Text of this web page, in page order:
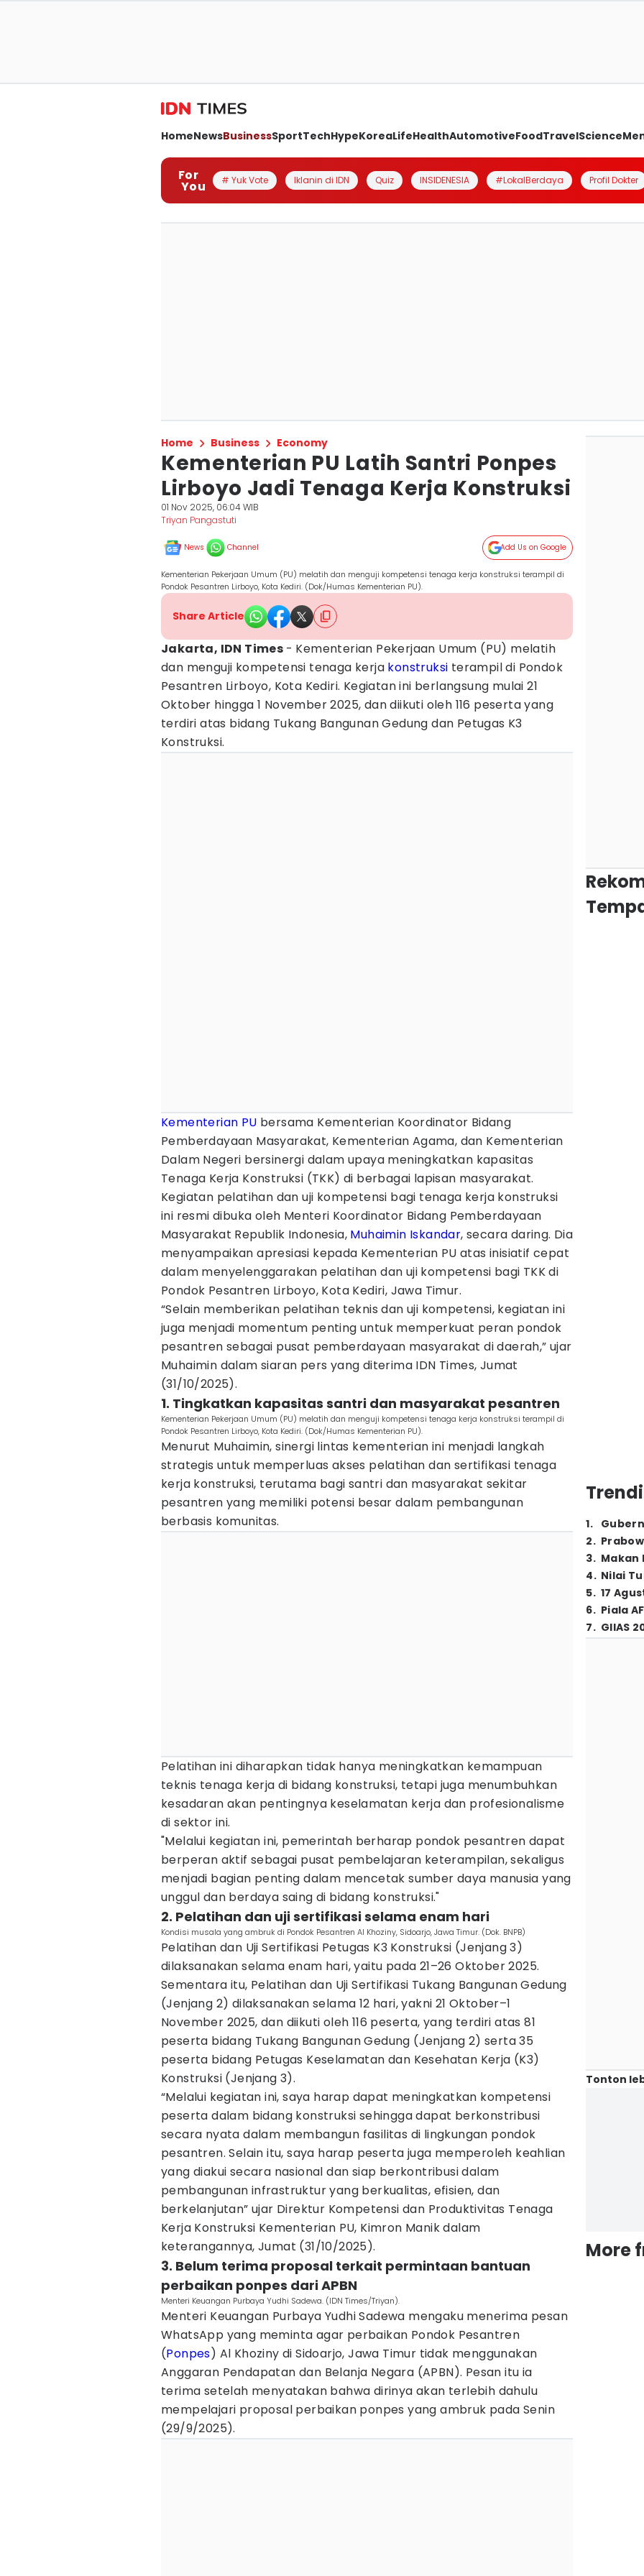
HomeNewsBusinessSportTechHypeKoreaLifeHealthAutomotiveFoodTravelScience
For
You # Yuk Vote Iklanin di IDN Quiz INSIDENESIA #LokalBerdaya Profil Dokter
Home Business Economy
Kementerian PU Latih Santri Ponpes
Lirboyo Jadi Tenaga Kerja Konstruksi
01 Nov 2025, 06:04 WIB
Triyan Pangastuti
News Channel Add Us on Google
Kementerian Pekerjaan Umum (PU) melatih dan menguji kompetensi tenaga kerja konstruksi terampil di
Pondok Pesantren Lirboyo, Kota Kediri. (Dok/Humas Kementerian PU).
Share Article
Jakarta, IDN Times - Kementerian Pekerjaan Umum (PU) melatih
dan menguji kompetensi tenaga kerja konstruksi terampil di Pondok
Pesantren Lirboyo, Kota Kediri. Kegiatan ini berlangsung mulai 21
Oktober hingga 1 November 2025, dan diikuti oleh 116 peserta yang
terdiri atas bidang Tukang Bangunan Gedung dan Petugas K3
Konstruksi.
Kementerian PU bersama Kementerian Koordinator Bidang
Pemberdayaan Masyarakat, Kementerian Agama, dan Kementerian
Dalam Negeri bersinergi dalam upaya meningkatkan kapasitas
Tenaga Kerja Konstruksi (TKK) di berbagai lapisan masyarakat.
Kegiatan pelatihan dan uji kompetensi bagi tenaga kerja konstruksi
ini resmi dibuka oleh Menteri Koordinator Bidang Pemberdayaan
Masyarakat Republik Indonesia, Muhaimin Iskandar, secara daring. Dia
menyampaikan apresiasi kepada Kementerian PU atas inisiatif cepat
dalam menyelenggarakan pelatihan dan uji kompetensi bagi TKK di
Pondok Pesantren Lirboyo, Kota Kediri, Jawa Timur.
“Selain memberikan pelatihan teknis dan uji kompetensi, kegiatan ini
juga menjadi momentum penting untuk memperkuat peran pondok
pesantren sebagai pusat pemberdayaan masyarakat di daerah,” ujar
Muhaimin dalam siaran pers yang diterima IDN Times, Jumat
(31/10/2025).
1. Tingkatkan kapasitas santri dan masyarakat pesantren
Kementerian Pekerjaan Umum (PU) melatih dan menguji kompetensi tenaga kerja konstruksi terampil di
Pondok Pesantren Lirboyo, Kota Kediri. (Dok/Humas Kementerian PU).
Menurut Muhaimin, sinergi lintas kementerian ini menjadi langkah
strategis untuk memperluas akses pelatihan dan sertifikasi tenaga
kerja konstruksi, terutama bagi santri dan masyarakat sekitar
pesantren yang memiliki potensi besar dalam pembangunan
berbasis komunitas.
Pelatihan ini diharapkan tidak hanya meningkatkan kemampuan
teknis tenaga kerja di bidang konstruksi, tetapi juga menumbuhkan
kesadaran akan pentingnya keselamatan kerja dan profesionalisme
di sektor ini.
"Melalui kegiatan ini, pemerintah berharap pondok pesantren dapat
berperan aktif sebagai pusat pembelajaran keterampilan, sekaligus
menjadi bagian penting dalam mencetak sumber daya manusia yang
unggul dan berdaya saing di bidang konstruksi."
2. Pelatihan dan uji sertifikasi selama enam hari
Kondisi musala yang ambruk di Pondok Pesantren Al Khoziny, Sidoarjo, Jawa Timur. (Dok. BNPB)
Pelatihan dan Uji Sertifikasi Petugas K3 Konstruksi (Jenjang 3)
dilaksanakan selama enam hari, yaitu pada 21–26 Oktober 2025.
Sementara itu, Pelatihan dan Uji Sertifikasi Tukang Bangunan Gedung
(Jenjang 2) dilaksanakan selama 12 hari, yakni 21 Oktober–1
November 2025, dan diikuti oleh 116 peserta, yang terdiri atas 81
peserta bidang Tukang Bangunan Gedung (Jenjang 2) serta 35
peserta bidang Petugas Keselamatan dan Kesehatan Kerja (K3)
Konstruksi (Jenjang 3).
“Melalui kegiatan ini, saya harap dapat meningkatkan kompetensi
peserta dalam bidang konstruksi sehingga dapat berkonstribusi
secara nyata dalam membangun fasilitas di lingkungan pondok
pesantren. Selain itu, saya harap peserta juga memperoleh keahlian
yang diakui secara nasional dan siap berkontribusi dalam
pembangunan infrastruktur yang berkualitas, efisien, dan
berkelanjutan” ujar Direktur Kompetensi dan Produktivitas Tenaga
Kerja Konstruksi Kementerian PU, Kimron Manik dalam
keterangannya, Jumat (31/10/2025).
3. Belum terima proposal terkait permintaan bantuan
perbaikan ponpes dari APBN
Menteri Keuangan Purbaya Yudhi Sadewa. (IDN Times/Triyan).
Menteri Keuangan Purbaya Yudhi Sadewa mengaku menerima pesan
WhatsApp yang meminta agar perbaikan Pondok Pesantren
(Ponpes) Al Khoziny di Sidoarjo, Jawa Timur tidak menggunakan
Anggaran Pendapatan dan Belanja Negara (APBN). Pesan itu ia
terima setelah menyatakan bahwa dirinya akan terlebih dahulu
mempelajari proposal perbaikan ponpes yang ambruk pada Senin
(29/9/2025).
1.
2.
3. Makan
4. Nilai
5. 17
6. Piala
7. GIIAS
Tonton
More